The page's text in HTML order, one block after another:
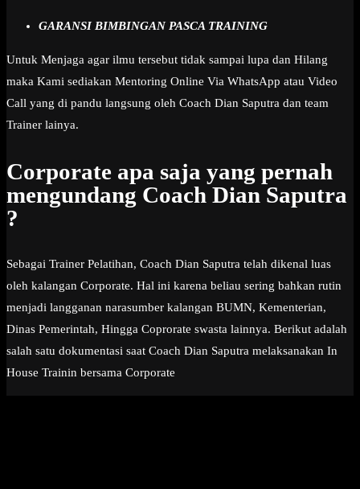
GARANSI BIMBINGAN PASCA TRAINING
Untuk Menjaga agar ilmu tersebut tidak sampai lupa dan Hilang
maka Kami sediakan Mentoring Online Via WhatsApp atau Video
Call yang di pandu langsung oleh Coach Dian Saputra dan team
Trainer lainya.
Corporate apa saja yang pernah
mengundang Coach Dian Saputra
?
Sebagai Trainer Pelatihan, Coach Dian Saputra telah dikenal luas
oleh kalangan Corporate. Hal ini karena beliau sering bahkan rutin
menjadi langganan narasumber kalangan BUMN, Kementerian,
Dinas Pemerintah, Hingga Coprorate swasta lainnya. Berikut adalah
salah satu dokumentasi saat Coach Dian Saputra melaksanakan In
House Trainin bersama Corporate